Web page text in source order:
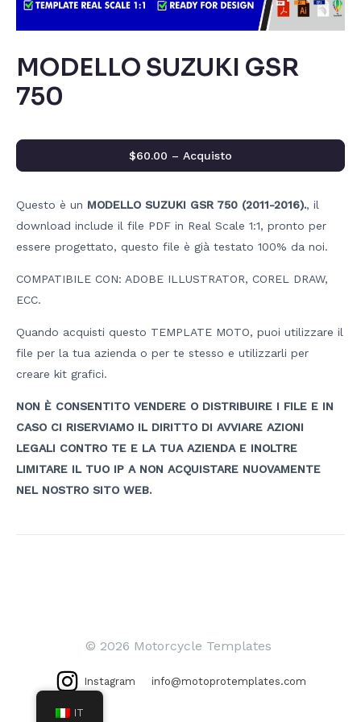
MODELLO SUZUKI GSR
750
Questo è un MODELLO SUZUKI GSR 750 (2011-2016)., il
download include il file PDF in Real Scale 1:1, pronto per
essere progettato, questo file è già testato 100% da noi.
COMPATIBILE CON: ADOBE ILLUSTRATOR, COREL DRAW,
ECC.
Quando acquisti questo TEMPLATE MOTO, puoi utilizzare il
file per la tua azienda o per te stesso e utilizzarli per
creare kit grafici.
NON È CONSENTITO VENDERE O DISTRIBUIRE I FILE E IN
CASO CI RISERVIAMO IL DIRITTO DI AVVIARE AZIONI
LEGALI CONTRO TE E LA TUA AZIENDA E INOLTRE
LIMITARE IL TUO IP A NON ACQUISTARE NUOVAMENTE
NEL NOSTRO SITO WEB.
$60.00 – Acquisto
© 2026 Motorcycle Templates
Instagram info@motoprotemplates.com
IT